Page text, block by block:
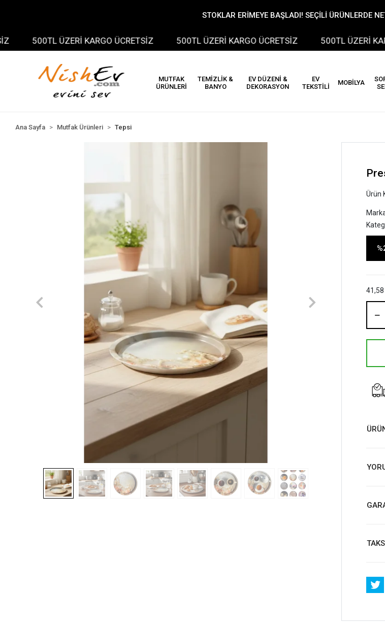
STOKLAR ERİMEYE BAŞLADI! SEÇİLİ ÜRÜNLERDE
500TL ÜZERİ KARGO ÜCRETSİZ 500TL ÜZERİ KARGO ÜCRETSİZ 500TL ÜZERİ
MUTFAK
ÜRÜNLERİ
TEMİZLİK &
BANYO
EV DÜZENİ &
DEKORASYON
EV
TEKSTİLİ
MOBİLYA
Ana Sayfa Mutfak Ürünleri Tepsi
Ürün